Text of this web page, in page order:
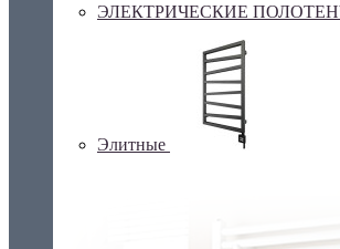
ЭЛЕКТРИЧЕСКИЕ
Элитные